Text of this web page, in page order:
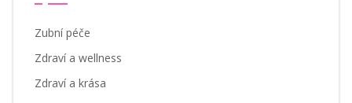
Zubní péče
Zdraví a wellness
Zdraví a krása